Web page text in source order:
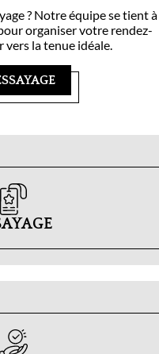
? Notre équipe se tient à
organiser votre rendez-
vers la tenue idéale.